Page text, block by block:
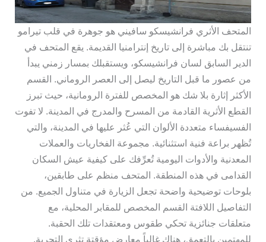
المتحف الأثري فرانشيسكو سافيني هو جوهرة في قلب تيرامو
تنتقل بك مباشرة إلى تاريخ إنترامنيا القديمة. يقع المتحف في
الدير السابق لسان فرانشيسكو، ويستقبلك بمسار زمني يبدأ
من عصور ما قبل التاريخ ليصل إلى العصر الروماني. القسم
الأكثر إثارة بلا شك هو المخصص للفترة الرومانية، حيث تبرز
القطع الأثرية القادمة من المسرح والمدرج في المدينة. لا تفوت
الفسيفساء متعددة الألوان التي عُثر عليها في المدينة، والتي
تُظهر براعة فنية استثنائية. مجموعة الفخاريات والعملات
المعدنية والأدوات اليومية تُعرِّفك على كيفية عيش السكان
القدامى في هذه المنطقة. المتحف منظم على طابقين،
بلوحات توضيحية واضحة تجعل الزيارة في متناول الجميع. من
التفاصيل اللافتة القسم المخصص للمقابر المحلية، مع
متعلقات جنائزية تحكي طقوس ومعتقدات تلك الحقبة.
للمهتمين بالتعمق، هناك غالباً معارض مؤقتة تثري التجربة.